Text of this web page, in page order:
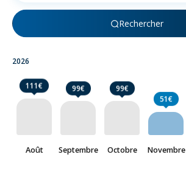
Rechercher
2026
111€
Août
99€
Septembre
99€
Octobre
51€
Novembre